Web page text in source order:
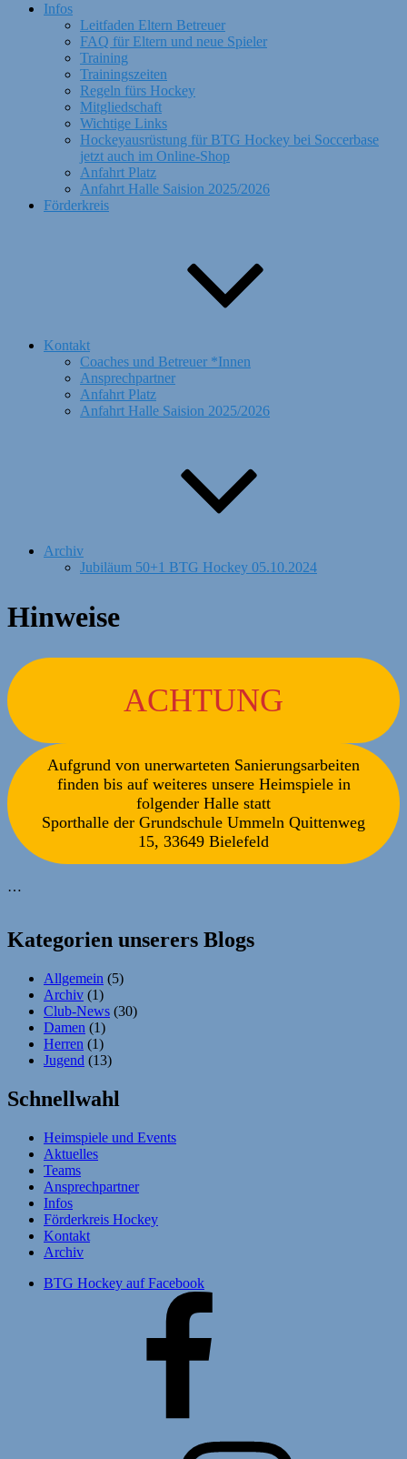
Infos
Leitfaden Eltern Betreuer
FAQ für Eltern und neue Spieler
Training
Trainingszeiten
Regeln fürs Hockey
Mitgliedschaft
Wichtige Links
Hockeyausrüstung für BTG Hockey bei Soccerbase
jetzt auch im Online-Shop
Anfahrt Platz
Anfahrt Halle Saision 2025/2026
Förderkreis
Kontakt
Coaches und Betreuer *Innen
Ansprechpartner
Anfahrt Platz
Anfahrt Halle Saision 2025/2026
Archiv
Jubiläum 50+1 BTG Hockey 05.10.2024
Hinweise
ACHTUNG
Aufgrund von unerwarteten Sanierungsarbeiten
finden bis auf weiteres unsere Heimspiele in
folgender Halle statt
Sporthalle der Grundschule Ummeln Quittenweg
15, 33649 Bielefeld
…
Kategorien unserers Blogs
Allgemein (5)
Archiv (1)
Club-News (30)
Damen (1)
Herren (1)
Jugend (13)
Schnellwahl
Heimspiele und Events
Aktuelles
Teams
Ansprechpartner
Infos
Förderkreis Hockey
Kontakt
Archiv
BTG Hockey auf Facebook